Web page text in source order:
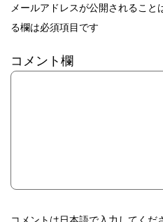
メールアドレスが公開されること
る欄は必須項目です
コメント欄
コメントは日本語で入力してくだ